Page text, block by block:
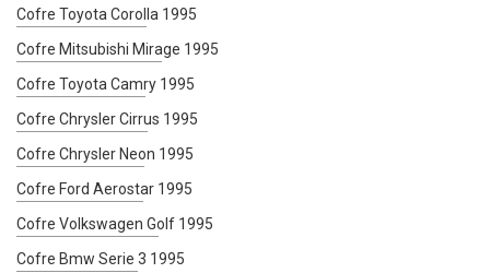
Cofre Toyota Corolla 1995
Cofre Mitsubishi Mirage 1995
Cofre Toyota Camry 1995
Cofre Chrysler Cirrus 1995
Cofre Chrysler Neon 1995
Cofre Ford Aerostar 1995
Cofre Volkswagen Golf 1995
Cofre Bmw Serie 3 1995